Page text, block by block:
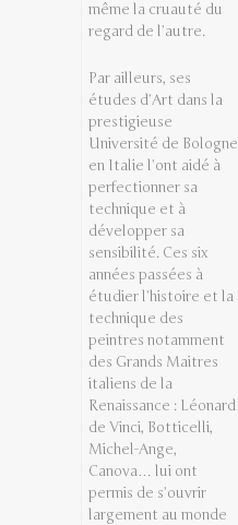
même la cruauté du
regard de l’autre.
Par ailleurs, ses
études d’Art dans la
prestigieuse
Université de Bologne
en Italie l’ont aidé à
perfectionner sa
technique et à
développer sa
sensibilité. Ces six
années passées à
étudier l’histoire et la
technique des
peintres notamment
des Grands Maitres
italiens de la
Renaissance : Léonard
de Vinci, Botticelli,
Michel-Ange,
Canova… lui ont
permis de s’ouvrir
largement au monde